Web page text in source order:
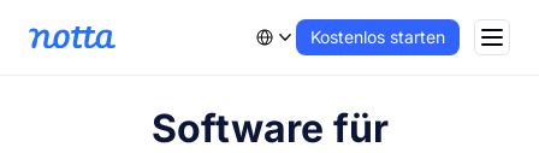
Kostenlos starten
Software für